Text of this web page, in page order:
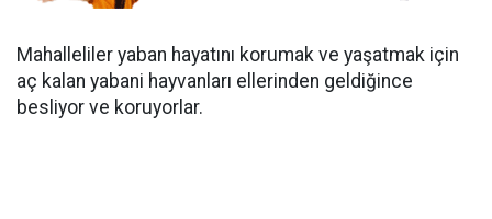
Mahalleliler yaban hayatını korumak ve yaşatmak için
aç kalan yabani hayvanları ellerinden geldiğince
besliyor ve koruyorlar.